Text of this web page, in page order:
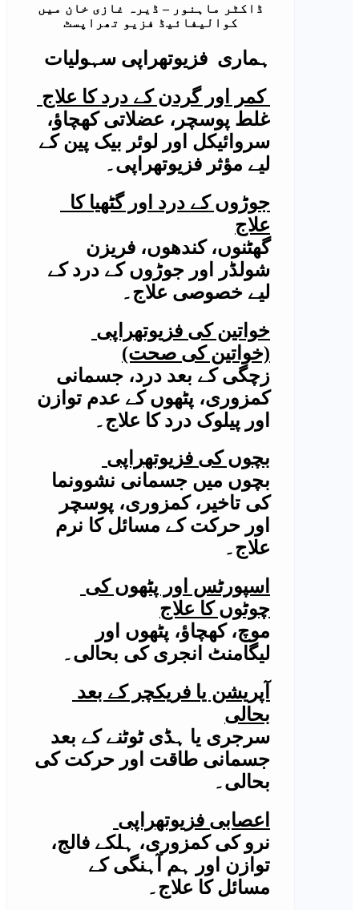
ڈاکٹر ماہنور – ڈیرہ غازی خان میں
کوالیفائیڈ فزیو تھراپسٹ
ہماری فزیوتھراپی سہولیات
کمر اور گردن کے درد کا علاج
غلط پوسچر، عضلاتی کھچاؤ،
سروائیکل اور لوئر بیک پین کے
لیے مؤثر فزیوتھراپی۔
علاج
گھٹنوں، کندھوں، فریزن
شولڈر اور جوڑوں کے درد کے
لیے خصوصی علاج۔
(خواتین کی صحت)
زچگی کے بعد درد، جسمانی
کمزوری، پٹھوں کے عدم توازن
اور پیلوک درد کا علاج۔
بچوں کی فزیوتھراپی
بچوں میں جسمانی نشوونما
کی تاخیر، کمزوری، پوسچر
اور حرکت کے مسائل کا نرم
علاج۔
چوٹوں کا علاج
موچ، کھچاؤ، پٹھوں اور
لیگامنٹ انجری کی بحالی۔
بحالی
سرجری یا ہڈی ٹوٹنے کے بعد
جسمانی طاقت اور حرکت کی
بحالی۔
اعصابی فزیوتھراپی
نرو کی کمزوری، ہلکے فالج،
توازن اور ہم آہنگی کے
مسائل کا علاج۔